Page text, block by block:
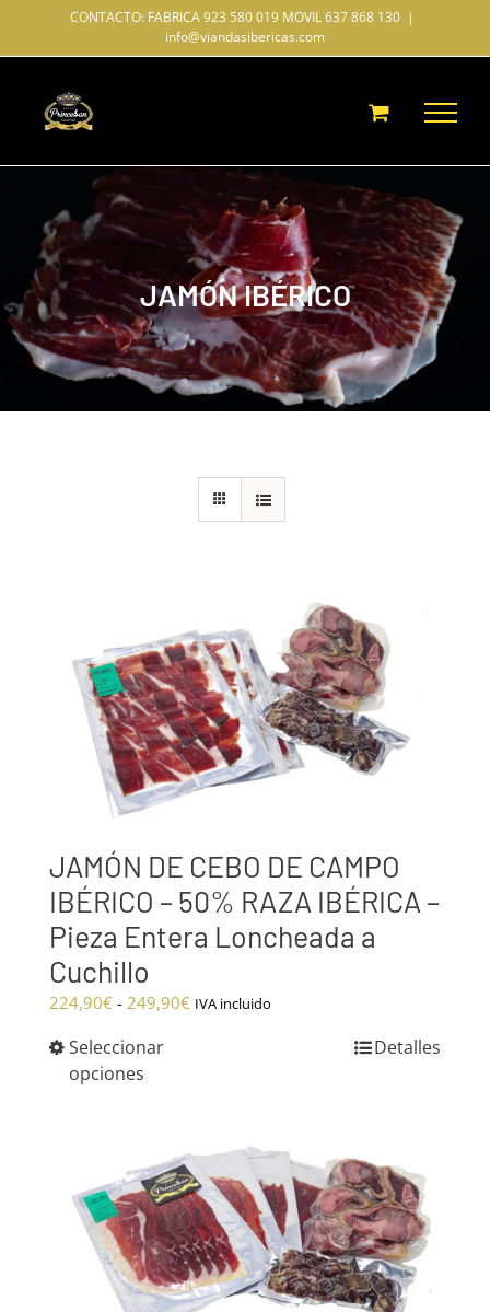
CONTACTO: FABRICA 923 580 019 MOVIL 637 868 130 |
info@viandasibericas.com
JAMÓN IBÉRICO
JAMÓN DE CEBO DE CAMPO
IBÉRICO – 50% RAZA IBÉRICA –
Pieza Entera Loncheada a
Cuchillo
224,90€ - 249,90€ Rango
hasta
249,90€
IVA incluido
Seleccionar
opciones
Detalles